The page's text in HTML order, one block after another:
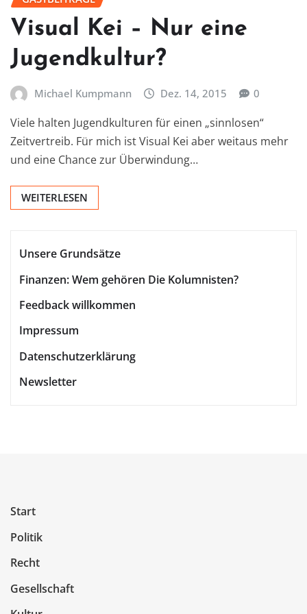
Visual Kei – Nur eine
Jugendkultur?
Michael Kumpmann Dez. 14, 2015 0
Viele halten Jugendkulturen für einen „sinnlosen“
Zeitvertreib. Für mich ist Visual Kei aber weitaus mehr
und eine Chance zur Überwindung…
WEITERLESEN
Unsere Grundsätze
Finanzen: Wem gehören Die Kolumnisten?
Feedback willkommen
Impressum
Datenschutzerklärung
Newsletter
Start
Politik
Recht
Gesellschaft